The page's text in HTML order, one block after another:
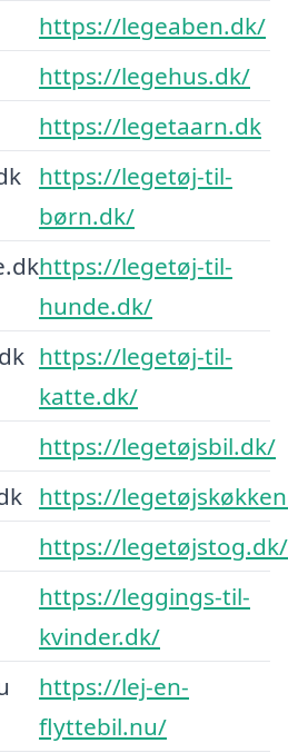
https://legeaben.dk/
https://legehus.dk/
https://legetaarn.dk
https://legetøj-til-
børn.dk/
https://legetøj-til-
hunde.dk/
https://legetøj-til-
katte.dk/
https://legetøjsbil.dk/
https://
https://legetøjstog.dk/
https://leggings-til-
kvinder.dk/
https://lej-en-
flyttebil.nu/